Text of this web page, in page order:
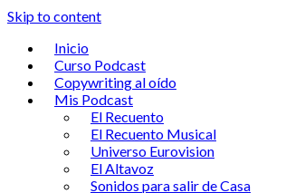
Skip to content
Inicio
Curso Podcast
Copywriting al oído
Mis Podcast
El Recuento
El Recuento Musical
Universo Eurovision
El Altavoz
Sonidos para salir de Casa